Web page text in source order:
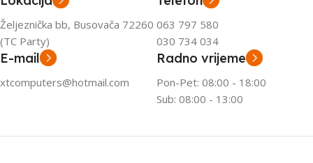
Željeznička bb, Busovača 72260
(TC Party)
063 797 580
030 734 034
E-mail
xtcomputers@hotmail.com
Radno vrijeme
Pon-Pet: 08:00 - 18:00
Sub: 08:00 - 13:00